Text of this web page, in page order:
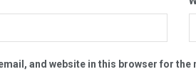
and website in this browser for the